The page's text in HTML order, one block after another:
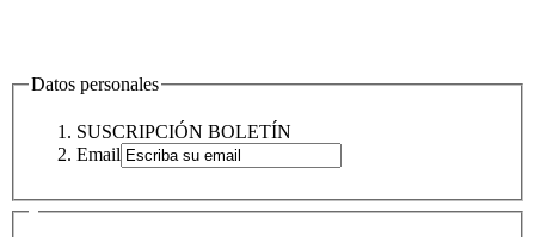
Datos personales
SUSCRIPCIÓN BOLETÍN
Email